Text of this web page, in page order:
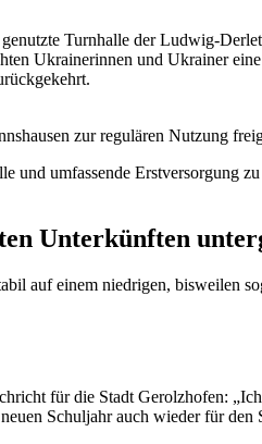
Turnhalle der Ludwig-
Ukrainerinnen und Ukrainer
zur regulären Nutzung
und umfassende Erstversorgung
Unterkünften
auf einem niedrigen, bisweilen
für die Stadt Gerolzhofen:
Schuljahr auch wieder für den